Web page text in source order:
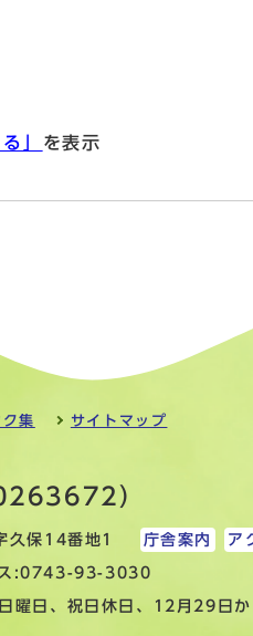
」 を表示
集 サイトマップ
）
久保14番地1 庁舎案内 ア
ス:0743-93-3030
曜日、祝日休日、12月29日か